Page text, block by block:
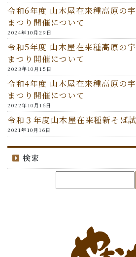
令和6年度 山木屋在来種高原の
まつり開催について
2024年10月29日
令和5年度 山木屋在来種高原の
まつり開催について
2023年10月15日
令和4年度 山木屋在来種高原の
まつり開催について
2022年10月16日
令和３年度山木屋在来種新そば
2021年10月16日
検索